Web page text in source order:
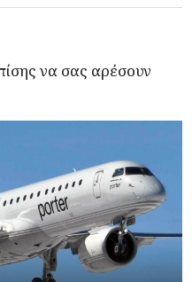
να σας αρέσουν